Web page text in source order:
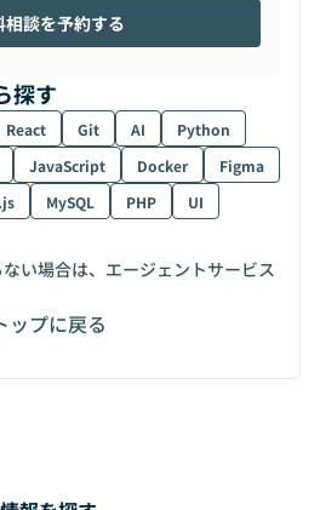
相談を予約する
探す
React Git AI
Python
JavaScript Docker
Figma
MySQL PHP
UI
い場合は、エージェントサービス
ップに戻る